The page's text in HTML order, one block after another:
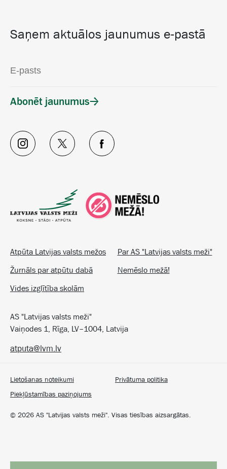
Atpūta Latvijas valsts mežos
Par AS "Latvijas valsts meži"
Žurnāls par atpūtu dabā
Nemēslo mežā!
Vides izglītība skolām
AS "Latvijas valsts meži"
Vaiņodes 1, Rīga, LV–1004, Latvija
Saņem aktuālos jaunumus e-pastā
Abonēt jaunumus
© 2026 AS "Latvijas valsts meži". Visas tiesības aizsargātas.
Lietošanas noteikumi
Privātuma politika
Piekļūstamības paziņojums
atputa@lvm.lv